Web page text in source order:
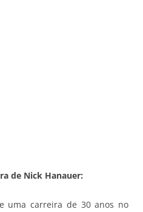
de Nick Hanauer:
uma carreira de 30 anos no